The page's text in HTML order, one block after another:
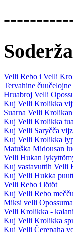
Velli Rebo i Velli
Tervahine čuučelojne
Hruabroj Velli
Kuj Velli Krolikka
Suarna Velli
Kuj Velli Krolikka
Kuj Velli Saryčča
Kuj Velli Krolikka
Matuška Midousan
Velli Hukan
Kuj vastavuttih Velli
Kuj Velli Hukka
Velli Rebo i lötöt
Kuj Velli Rebo
Miksi velli
Velli Krolikka -
Kuj Velli Krolikka
Kuj Velli Čerepaha